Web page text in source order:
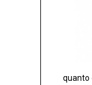
quanto